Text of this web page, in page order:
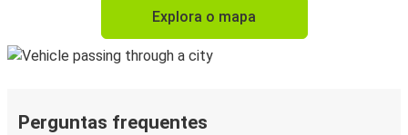
Explora o mapa
Perguntas frequentes